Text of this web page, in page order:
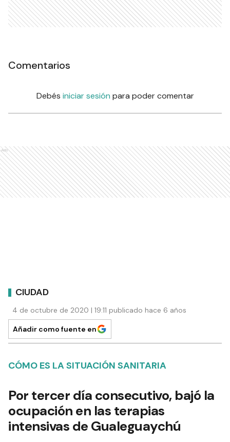
Comentarios
Debés iniciar sesión para poder comentar
Ads
CIUDAD
4 de octubre de 2020 | 19:11 publicado hace 6 años
Añadir como fuente en
CÓMO ES LA SITUACIÓN SANITARIA
Por tercer día consecutivo, bajó la
ocupación en las terapias
intensivas de Gualeguaychú